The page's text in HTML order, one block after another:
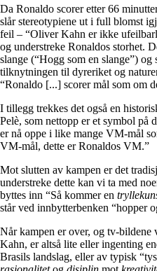
Da Ronaldo scorer etter 66
slår stereotypiene ut i full blomst
feil – “Oliver Kahn er ikke
og understreke Ronaldos storhet.
slange (“Hogg som en slange”) og
tilknytningen til dyreriket og
“Ronaldo [...] scorer mål som om
I tillegg trekkes det også en
Pelè, som nettopp er et symbol på
er nå oppe i like mange VM-mål
VM-mål, dette er Ronaldos VM.”
Mot slutten av kampen er det
understreke dette kan vi ta med
byttes inn “Så kommer en
står ved innbytterbenken “hopper
Når kampen er over, og tv-bildene
Kahn, er altså lite eller ingenting
Brasils landslag, eller av typisk